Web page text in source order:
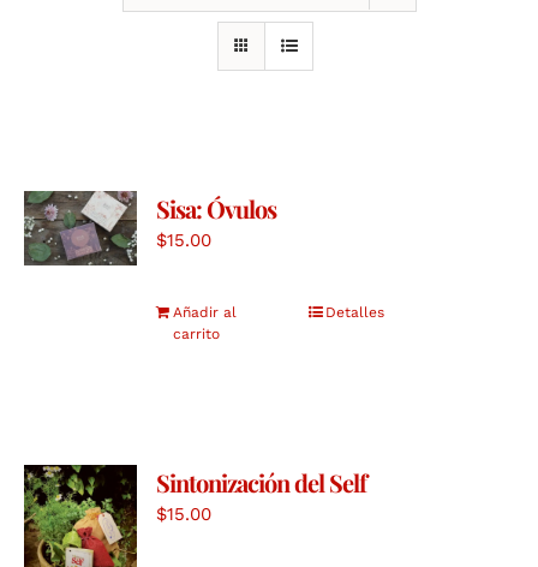
Sisa: Óvulos
$15.00
Añadir al
carrito
Detalles
Sintonización del Self
$15.00